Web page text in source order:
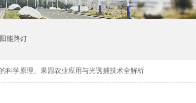
能路灯
科学原理、果园农业应用与光诱捕技术全解析